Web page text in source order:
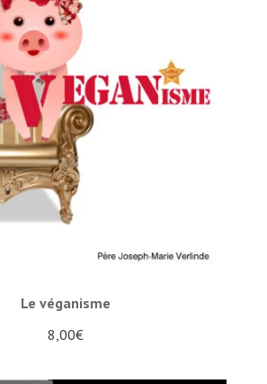
Le véganisme
8,00€